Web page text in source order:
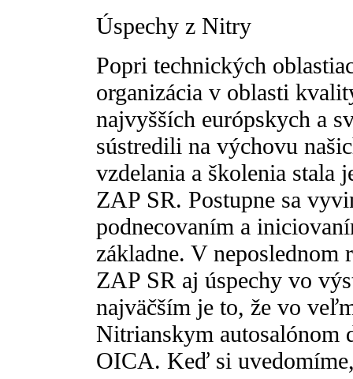
Úspechy z Nitry
Popri technických
organizácia v oblasti
najvyšších európskych a
sústredili na výchovu
vzdelania a školenia stala
ZAP SR. Postupne sa
podnecovaním a
základne. V neposlednom
ZAP SR aj úspechy vo
najväčším je to, že vo
Nitrianskym autosalónom
OICA. Keď si